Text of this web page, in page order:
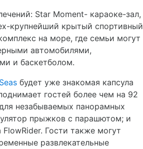
Star Moment- караоке-зал,
крупнейший крытый спортивный
на море, где семьи могут
автомобилями,
и баскетболом.
будет уже знакомая капсула
гостей более чем на 92
незабываемых панорамных
прыжков с парашютом; и
Гости также могут
развлекательные